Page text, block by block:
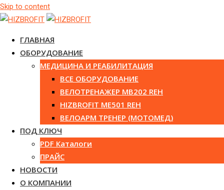
Skip to content
ГЛАВНАЯ
ОБОРУДОВАНИЕ
МЕДИЦИНА И РЕАБИЛИТАЦИЯ
ВСЕ ОБОРУДОВАНИЕ
ВЕЛОТРЕНАЖЕР MB202 REH
HIZBROFIT ME501 REH
ВЕЛОАРМ ТРЕНЕР (МОТОМЕД)
ПОД КЛЮЧ
PDF Каталоги
ПРАЙС
НОВОСТИ
О КОМПАНИИ